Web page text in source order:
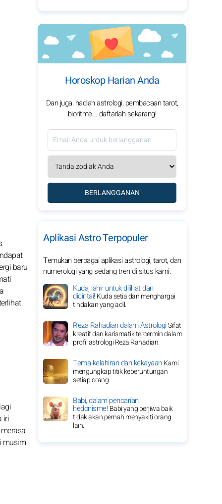
baru
iri
musim
Horoskop Harian Anda
Dan juga: hadiah astrologi, pembacaan tarot,
bioritme... daftarlah sekarang!
BERLANGGANAN
Aplikasi Astro Terpopuler
Temukan berbagai aplikasi astrologi, tarot, dan
numerologi yang sedang tren di situs kami:
Kuda, lahir untuk dilihat dan
dicintai!Kuda setia dan menghargai
tindakan yang adil.
Reza Rahadian dalam AstrologiSifat
kreatif dan karismatik tercermin dalam
profil astrologi Reza Rahadian.
Tema kelahiran dan kekayaanKami
mengungkap titik keberuntungan
setiap orang
Babi, dalam pencarian
hedonisme!Babi yang berjiwa baik
tidak akan pernah menyakiti orang
lain.